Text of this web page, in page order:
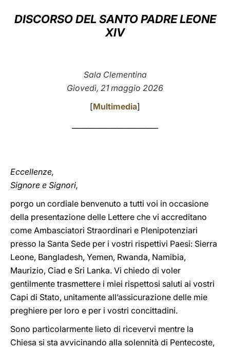
DISCORSO DEL SANTO PADRE LEONE
XIV
Sala Clementina
Giovedì, 21 maggio 2026
[Multimedia]
Eccellenze,
Signore e Signori,
porgo un cordiale benvenuto a tutti voi in occasione
della presentazione delle Lettere che vi accreditano
come Ambasciatori Straordinari e Plenipotenziari
presso la Santa Sede per i vostri rispettivi Paesi: Sierra
Leone, Bangladesh, Yemen, Rwanda, Namibia,
Maurizio, Ciad e Sri Lanka. Vi chiedo di voler
gentilmente trasmettere i miei rispettosi saluti ai vostri
Capi di Stato, unitamente all’assicurazione delle mie
preghiere per loro e per i vostri concittadini.
Sono particolarmente lieto di ricevervi mentre la
Chiesa si sta avvicinando alla solennità di Pentecoste,